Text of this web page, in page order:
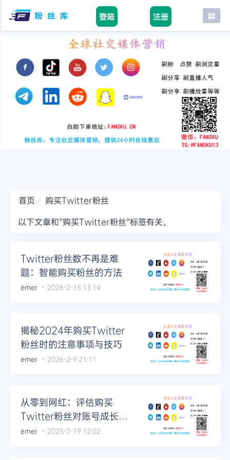
登陆 注册
首页
tiktok
youtube
instagram
首页
购买Twitter粉丝
以下文章和"购买Twitter粉丝"标签有关。
Twitter粉丝数不再是难
题：智能购买粉丝的方法
emer 2026-2-15 13:14
揭秘2024年购买Twitter
粉丝时的注意事项与技巧
emer 2026-2-9 21:11
从零到网红：评估购买
Twitter粉丝对账号成长的
利弊
emer 2025-7-19 12:02